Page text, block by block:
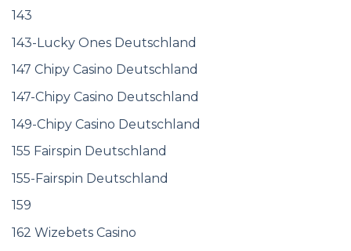
143
143-Lucky Ones Deutschland
147 Chipy Casino Deutschland
147-Chipy Casino Deutschland
149-Chipy Casino Deutschland
155 Fairspin Deutschland
155-Fairspin Deutschland
159
162 Wizebets Casino